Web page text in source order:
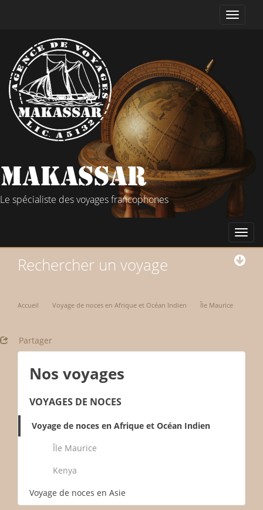
Le spécialiste des voyages francophones
Rechercher un voyage
Accueil Voyage de noces en Afrique et Océan Indien
Île Maurice
Partager
Nos voyages
VOYAGES DE NOCES
Voyage de noces en Afrique et Océan Indien
Île Maurice
Kenya
Voyage de noces en Asie